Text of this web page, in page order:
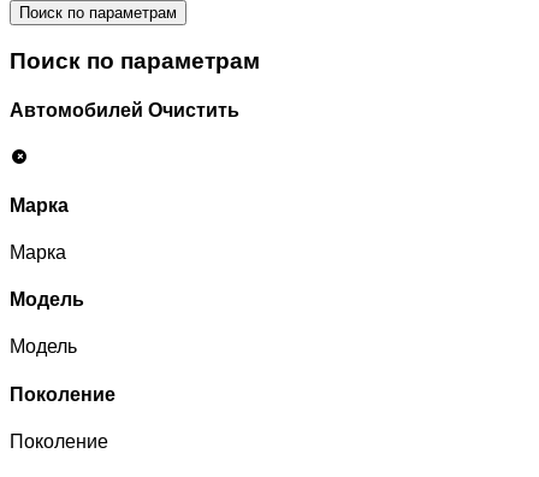
Поиск по параметрам
Поиск по параметрам
Автомобилей Очистить
Марка
Марка
Модель
Модель
Поколение
Поколение